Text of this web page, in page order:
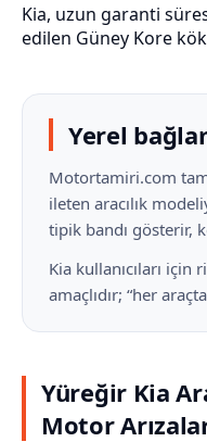
Kia, uzun garanti
edilen Güney Kore
Yerel
Motortamiri.com
ileten aracılık
tipik bandı gösterir,
Kia kullanıcıları
amaçlıdır; “her
Yüreğir Kia
Motor